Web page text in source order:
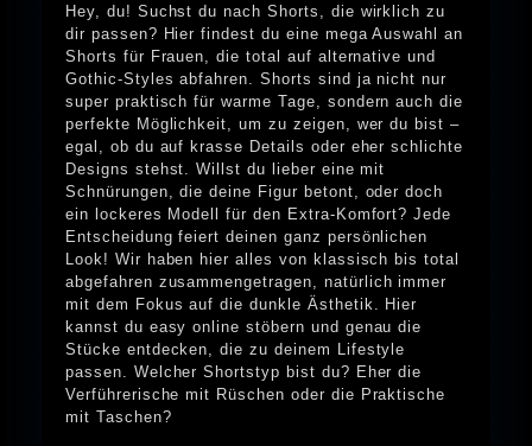
Hey, du! Suchst du nach Shorts, die wirklich zu
dir passen? Hier findest du eine mega Auswahl an
Shorts für Frauen, die total auf alternative und
Gothic-Styles abfahren. Shorts sind ja nicht nur
super praktisch für warme Tage, sondern auch die
perfekte Möglichkeit, um zu zeigen, wer du bist –
egal, ob du auf krasse Details oder eher schlichte
Designs stehst. Willst du lieber eine mit
Schnürungen, die deine Figur betont, oder doch
ein lockeres Modell für den Extra-Komfort? Jede
Entscheidung feiert deinen ganz persönlichen
Look! Wir haben hier alles von klassisch bis total
abgefahren zusammengetragen, natürlich immer
mit dem Fokus auf die dunkle Ästhetik. Hier
kannst du easy online stöbern und genau die
Stücke entdecken, die zu deinem Lifestyle
passen. Welcher Shortstyp bist du? Eher die
Verführerische mit Rüschen oder die Praktische
mit Taschen?